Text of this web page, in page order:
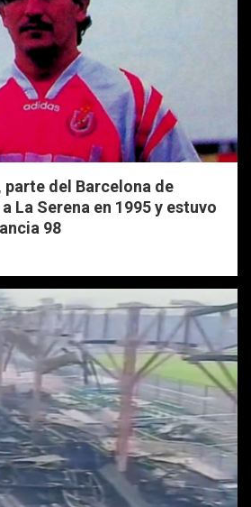
parte del Barcelona de
La Serena en 1995 y estuvo
98